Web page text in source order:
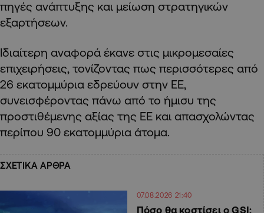
πηγές ανάπτυξης και μείωση στρατηγικών
εξαρτήσεων.
Ιδιαίτερη αναφορά έκανε στις μικρομεσαίες
επιχειρήσεις, τονίζοντας πως περισσότερες από
26 εκατομμύρια εδρεύουν στην ΕΕ,
συνεισφέροντας πάνω από το ήμισυ της
προστιθέμενης αξίας της ΕΕ και απασχολώντας
περίπου 90 εκατομμύρια άτομα.
ΣΧΕΤΙΚΑ ΑΡΘΡΑ
07.08.2026 21:40
Πόσο θα κοστίσει ο GSI;